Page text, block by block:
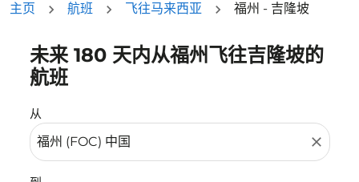
主页 航班 飞往马来西亚 福州 - 吉隆坡
未来 180 天内从福州飞往吉隆坡的
航班
从
close
没有符合您的筛选条件的机票。请调整您的筛选条件。